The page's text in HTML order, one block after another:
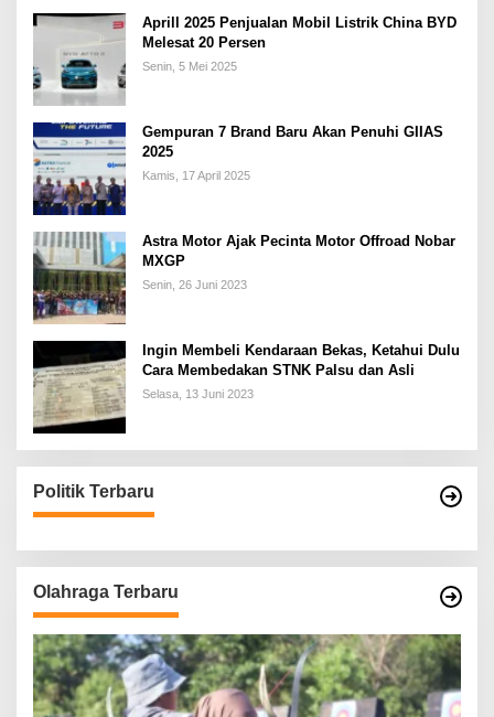
Aprill 2025 Penjualan Mobil Listrik China BYD
Melesat 20 Persen
Senin, 5 Mei 2025
Gempuran 7 Brand Baru Akan Penuhi GIIAS
2025
Kamis, 17 April 2025
Astra Motor Ajak Pecinta Motor Offroad Nobar
MXGP
Senin, 26 Juni 2023
Ingin Membeli Kendaraan Bekas, Ketahui Dulu
Cara Membedakan STNK Palsu dan Asli
Selasa, 13 Juni 2023
Politik Terbaru
Olahraga Terbaru